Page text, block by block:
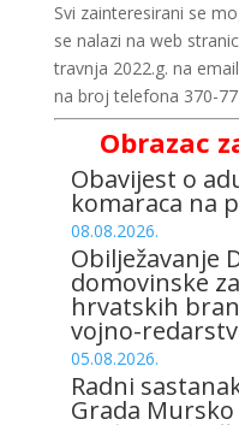
Svi zainteresirani se
se nalazi na web
travnja 2022.g. na
na broj telefona 370-
Obrazac
Obavijest o
komaraca na
08.08.2026.
Obilježavanje
domovinske
hrvatskih
vojno-
05.08.2026.
Radni
Grada